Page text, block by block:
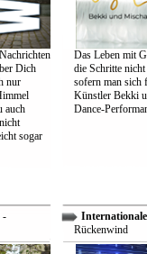
Dich
nur
auch
sogar
Das Leben mit
die Schritte
sofern man sich
Künstler Bekki
Dance-
-
Rückenwind